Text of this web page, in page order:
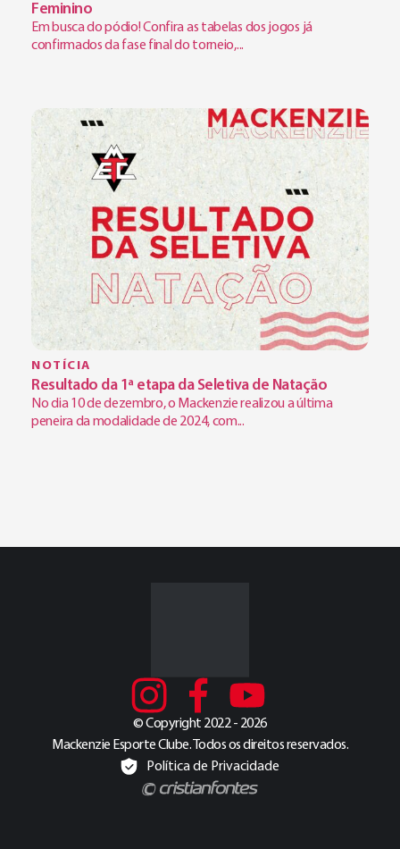
Feminino
Em busca do pódio! Confira as tabelas dos jogos já
confirmados da fase final do torneio,...
NOTÍCIA
Resultado da 1ª etapa da Seletiva de Natação
No dia 10 de dezembro, o Mackenzie realizou a última
peneira da modalidade de 2024, com...
© Copyright 2022 - 2026
Mackenzie Esporte Clube. Todos os direitos reservados.
Política de Privacidade